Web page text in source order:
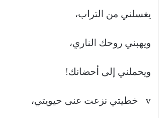
يغسلني من التراب،
ويهبني روحك الناري،
ويحملني إلى أحضانك!
v خطيتي نزعت عنى حيويتي،